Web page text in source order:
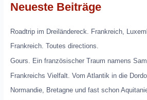
Neueste Beiträge
Roadtrip im Dreiländereck. Frankreich,
Frankreich. Toutes directions.
Gours. Ein französischer Traum namens
Frankreichs Vielfalt. Vom Atlantik in die
Normandie, Bretagne und fast schon